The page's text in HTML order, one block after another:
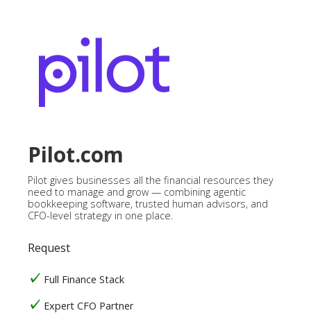
Pilot.com
Pilot gives businesses all the financial resources they
need to manage and grow — combining agentic
bookkeeping software, trusted human advisors, and
CFO-level strategy in one place.
Request
Full Finance Stack
Expert CFO Partner